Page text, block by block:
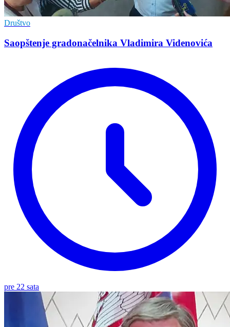
Društvo
Saopštenje gradonačelnika Vladimira Videnovića
pre 22 sata